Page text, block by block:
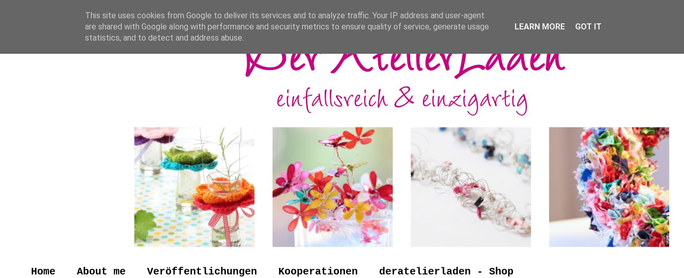
Home About me Veröffentlichungen Kooperationen deratelierladen - Shop
This site uses cookies from Google to deliver its services and to analyze traffic. Your IP address and user-agent
are shared with Google along with performance and security metrics to ensure quality of service, generate usage
statistics, and to detect and address abuse.
LEARN MORE GOT IT